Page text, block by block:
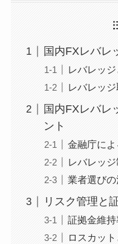
国内FXレバレ
レバレッ
レバレッ
国内FXレバレ
ント
金融庁に
レバレッ
業者選び
リスク管理と
証拠金維
ロスカッ